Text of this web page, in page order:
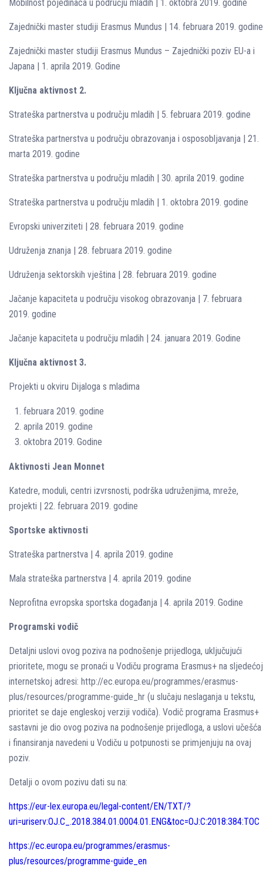
Mobilnost pojedinaca u području mladih | 1. oktobra 2019. godine
Zajednički master studiji Erasmus Mundus | 14. februara 2019. godine
Zajednički master studiji Erasmus Mundus – Zajednički poziv EU-a i
Japana | 1. aprila 2019. Godine
Ključna aktivnost 2.
Strateška partnerstva u području mladih | 5. februara 2019. godine
Strateška partnerstva u području obrazovanja i osposobljavanja | 21.
marta 2019. godine
Strateška partnerstva u području mladih | 30. aprila 2019. godine
Strateška partnerstva u području mladih | 1. oktobra 2019. godine
Evropski univerziteti | 28. februara 2019. godine
Udruženja znanja | 28. februara 2019. godine
Udruženja sektorskih vještina | 28. februara 2019. godine
Jačanje kapaciteta u području visokog obrazovanja | 7. februara
2019. godine
Jačanje kapaciteta u području mladih | 24. januara 2019. Godine
Ključna aktivnost 3.
Projekti u okviru Dijaloga s mladima
februara 2019. godine
aprila 2019. godine
oktobra 2019. Godine
Aktivnosti Jean Monnet
Katedre, moduli, centri izvrsnosti, podrška udruženjima, mreže,
projekti | 22. februara 2019. godine
Sportske aktivnosti
Strateška partnerstva | 4. aprila 2019. godine
Mala strateška partnerstva | 4. aprila 2019. godine
Neprofitna evropska sportska događanja | 4. aprila 2019. Godine
Programski vodič
Detaljni uslovi ovog poziva na podnošenje prijedloga, uključujući
prioritete, mogu se pronaći u Vodiču programa Erasmus+ na sljedećoj
internetskoj adresi: http://ec.europa.eu/programmes/erasmus-
plus/resources/programme-guide_hr (u slučaju neslaganja u tekstu,
prioritet se daje engleskoj verziji vodiča). Vodič programa Erasmus+
sastavni je dio ovog poziva na podnošenje prijedloga, a uslovi učešća
i finansiranja navedeni u Vodiču u potpunosti se primjenjuju na ovaj
poziv.
Detalji o ovom pozivu dati su na:
https://eur-lex.europa.eu/legal-content/EN/TXT/?
uri=uriserv:OJ.C_.2018.384.01.0004.01.ENG&toc=OJ:C:2018:384:TOC
https://ec.europa.eu/programmes/erasmus-
plus/resources/programme-guide_en